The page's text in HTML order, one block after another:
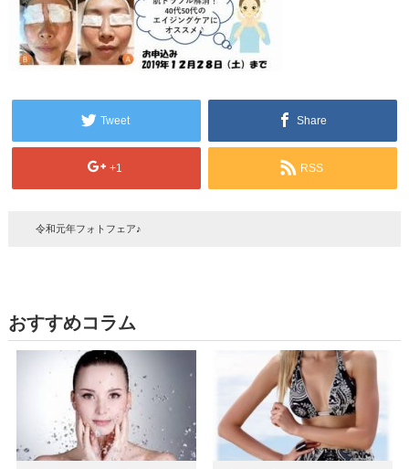
Tweet Share
+1 RSS
令和元年フォトフェア♪
おすすめコラム